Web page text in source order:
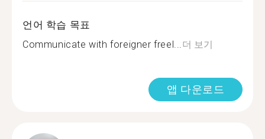
언어 학습 목표
Communicate with foreigner freel...더 보기
앱 다운로드